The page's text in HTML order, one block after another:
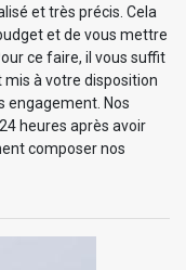
et très précis. Cela
et de vous mettre
ce faire, il vous suffit
à votre disposition
engagement. Nos
heures après avoir
composer nos